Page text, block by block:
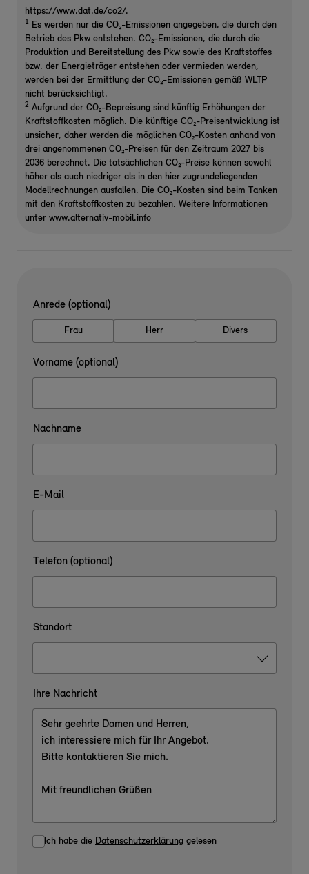
https://www.dat.de/co2/.
1 Es werden nur die CO₂-Emissionen angegeben, die durch den
Betrieb des Pkw entstehen. CO₂-Emissionen, die durch die
Produktion und Bereitstellung des Pkw sowie des Kraftstoffes
bzw. der Energieträger entstehen oder vermieden werden,
werden bei der Ermittlung der CO₂-Emissionen gemäß WLTP
nicht berücksichtigt.
2 Aufgrund der CO₂-Bepreisung sind künftig Erhöhungen der
Kraftstoffkosten möglich. Die künftige CO₂-Preisentwicklung ist
unsicher, daher werden die möglichen CO₂-Kosten anhand von
drei angenommenen CO₂-Preisen für den Zeitraum 2027 bis
2036 berechnet. Die tatsächlichen CO₂-Preise können sowohl
höher als auch niedriger als in den hier zugrundeliegenden
Modellrechnungen ausfallen. Die CO₂-Kosten sind beim Tanken
mit den Kraftstoffkosten zu bezahlen. Weitere Informationen
unter www.alternativ-mobil.info
Anrede (optional)
Frau Herr Divers
Vorname (optional)
Nachname
E-Mail
Telefon (optional)
Standort
Ihre Nachricht
Ich habe die Datenschutzerklärung gelesen